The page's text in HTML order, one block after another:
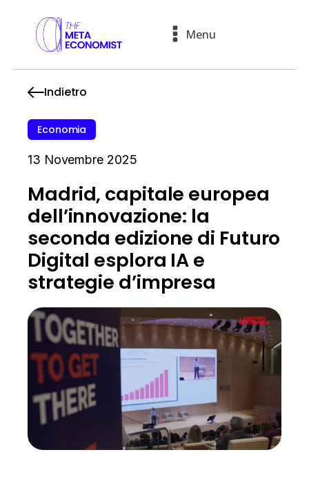
Menu
Indietro
Economia
13 Novembre 2025
Madrid, capitale europea
dell’innovazione: la
seconda edizione di Futuro
Digital esplora IA e
strategie d’impresa